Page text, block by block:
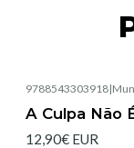
9788543303918|
A Culpa Não
12,90€ EUR